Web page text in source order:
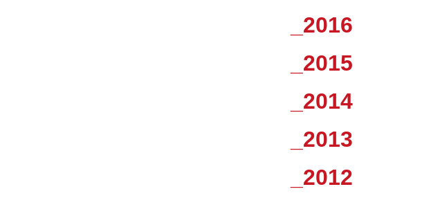
_2016
_2015
_2014
_2013
_2012